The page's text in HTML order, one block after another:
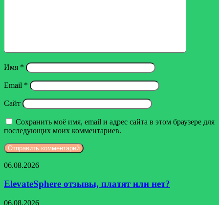
Имя *
Email *
Сайт
Сохранить моё имя, email и адрес сайта в этом браузере для
последующих моих комментариев.
ElevateSphere
платят
нет?
06.08.2026
ElevateSphere отзывы, платят или нет?
Турбозайм
06.08.2026